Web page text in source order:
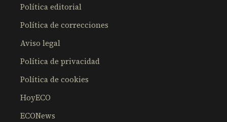
Política editorial
Política de correcciones
Aviso legal
Política de privacidad
Política de cookies
HoyECO
ECONews